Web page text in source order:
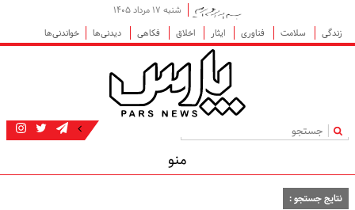
شنبه ۱۷ مرداد ۱۴۰۵
زندگی
سلامت فناوری ایثار اخلاق فکاهی دیدنی‌ها خواندنی‌ها
|
منو
نتایج جستجو :